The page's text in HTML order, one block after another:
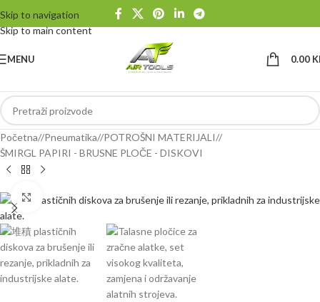
Skip to navigation
Skip to main content
MENU 0.00
Početna/ Pneumatika/ POTROŠNI MATERIJALI/
ŠMIRGL PAPIRI - BRUSNE PLOČE - DISKOVI
Klikni da uvećaš